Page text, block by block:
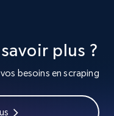
Essai gratuit
videos by
plus ?
besoins en scraping